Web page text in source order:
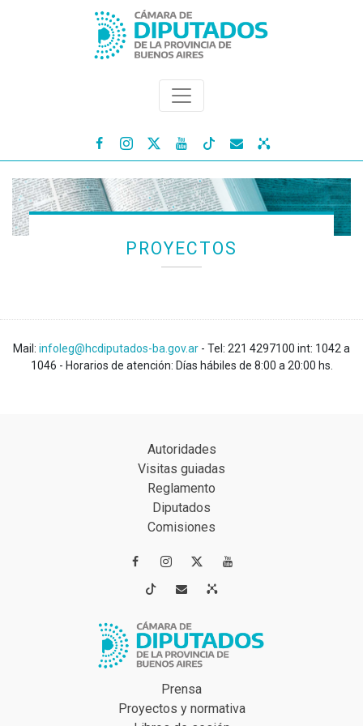
   
PROYECTOS
Mail: infoleg@hcdiputados-ba.gov.ar - Tel: 221 4297100 int: 1042 a
1046 - Horarios de atención: Días hábiles de 8:00 a 20:00 hs.
Autoridades
Visitas guiadas
Reglamento
Diputados
Comisiones
 
 
Prensa
Proyectos y normativa